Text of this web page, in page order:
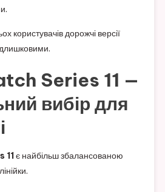
користувачів дорожчі версії
Series 11 —
вибір для
11є найбільш збалансованою